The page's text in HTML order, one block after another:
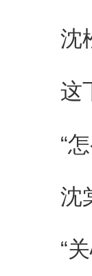
沈松
这下
“怎
沈棠
“关